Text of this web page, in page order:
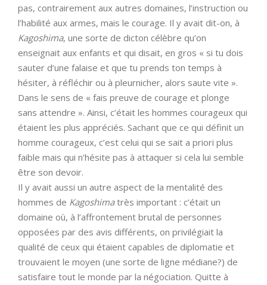
pas, contrairement aux autres domaines, l’instruction ou
l’habilité aux armes, mais le courage. Il y avait dit-on, à
Kagoshima, une sorte de dicton célèbre qu’on
enseignait aux enfants et qui disait, en gros « si tu dois
sauter d’une falaise et que tu prends ton temps à
hésiter, à réfléchir ou à pleurnicher, alors saute vite ».
Dans le sens de « fais preuve de courage et plonge
sans attendre ». Ainsi, c’était les hommes courageux qui
étaient les plus appréciés. Sachant que ce qui définit un
homme courageux, c’est celui qui se sait a priori plus
faible mais qui n’hésite pas à attaquer si cela lui semble
être son devoir.
Il y avait aussi un autre aspect de la mentalité des
hommes de Kagoshimatrès important : c’était un
domaine où, à l’affrontement brutal de personnes
opposées par des avis différents, on privilégiait la
qualité de ceux qui étaient capables de diplomatie et
trouvaient le moyen (une sorte de ligne médiane?) de
satisfaire tout le monde par la négociation. Quitte à